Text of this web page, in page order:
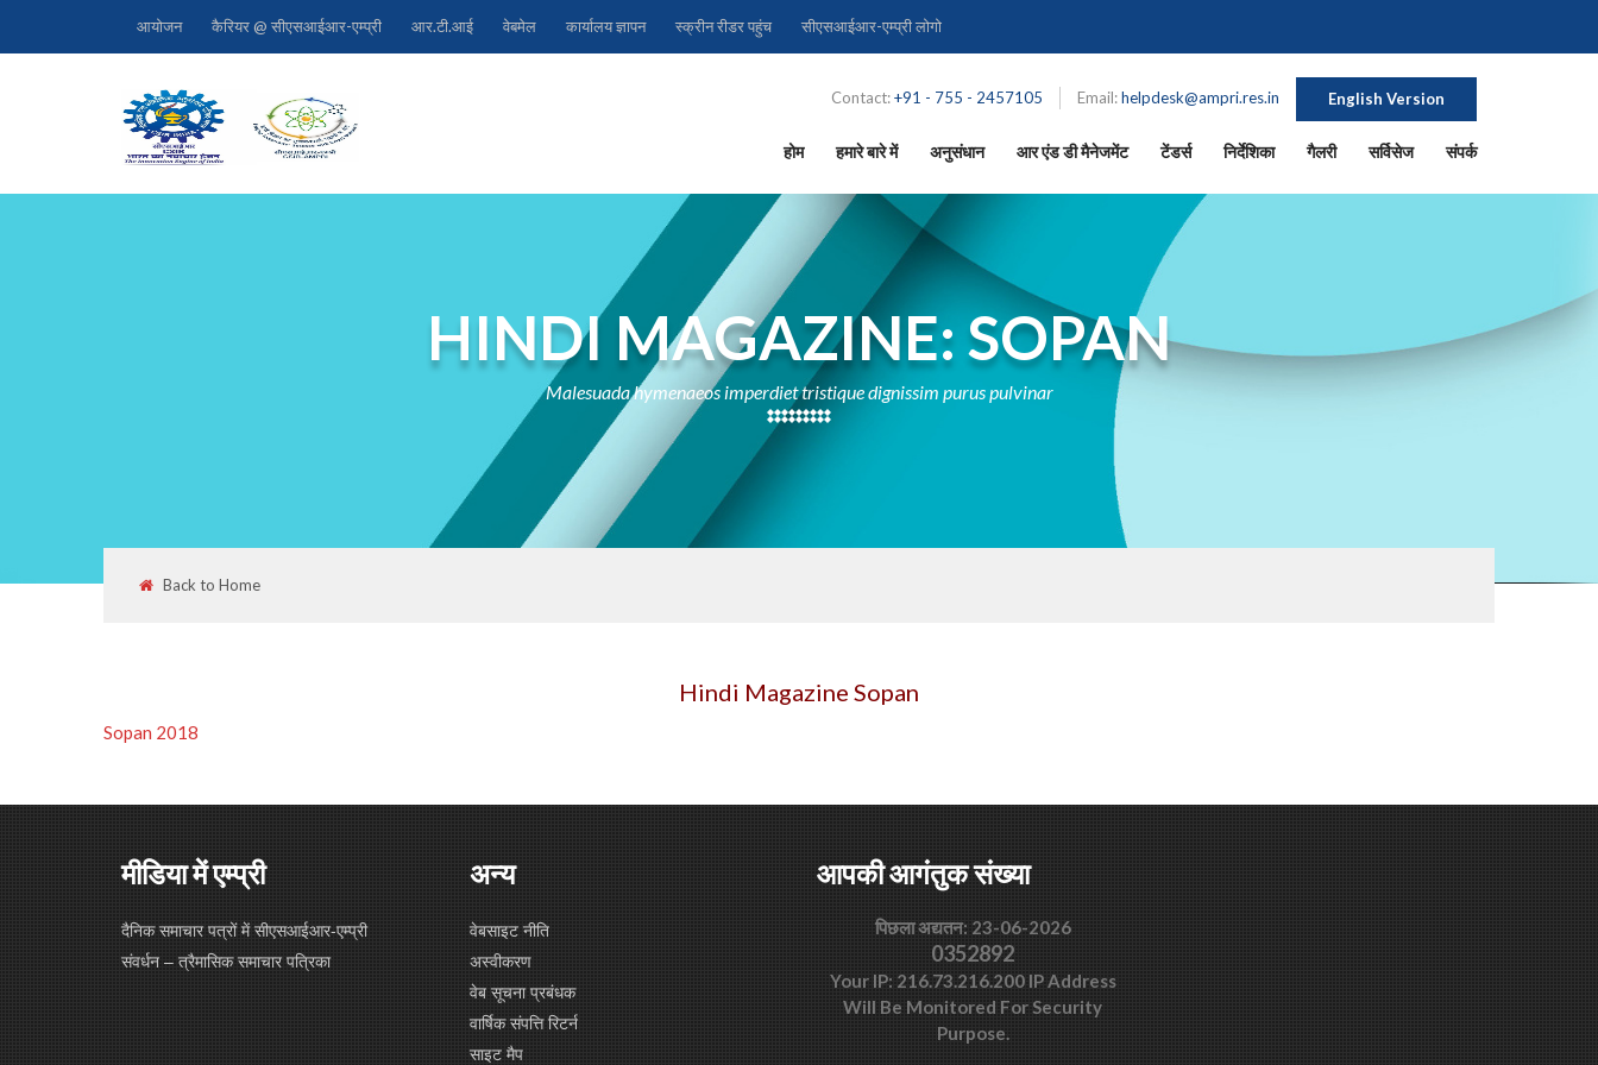
आयोजन कैरियर @ सीएसआईआर-एम्प्री आर.टी.आई वेबमेल कार्यालय ज्ञापन स्क्रीन रीडर पहुंच सीएसआईआर-एम्प्री लोगो
English Version
Contact:+91 - 755 - 2457105 Email:helpdesk@ampri.res.in
होम हमारे बारे में अनुसंधान आर एंड डी मैनेजमेंट टेंडर्स निर्देशिका गैलरी सर्विसेज संपर्क
HINDI MAGAZINE: SOPAN
Malesuada hymenaeos imperdiet tristique dignissim purus pulvinar
Back to Home
Hindi Magazine Sopan
Sopan 2018
मीडिया में एम्प्री
दैनिक समाचार पत्रों में सीएसआईआर-एम्प्री
संवर्धन – त्रैमासिक समाचार पत्रिका
अन्य
वेबसाइट नीति
अस्वीकरण
वेब सूचना प्रबंधक
वार्षिक संपत्ति रिटर्न
साइट मैप
आपकी आगंतुक संख्या
पिछला अद्यतन: 23-06-2026
0352892
Your IP: 216.73.216.200 IP Address
Will Be Monitored For Security
Purpose.